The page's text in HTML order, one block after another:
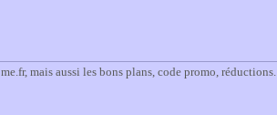
mais aussi les bons plans, code promo, réductions.